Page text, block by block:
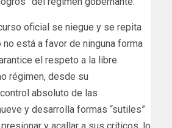
oficial se niegue y se repita
está a favor de ninguna forma
el respeto a la libre
régimen, desde su
absoluto de las
y desarrolla formas “sutiles”